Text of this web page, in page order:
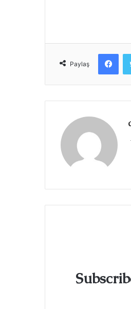
Paylaş